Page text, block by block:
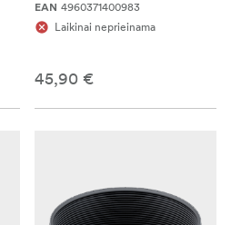
EAN 4960371400983
Laikinai neprieinama
45,90 €